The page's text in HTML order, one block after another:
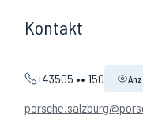
Kontakt
+43505 •• 150